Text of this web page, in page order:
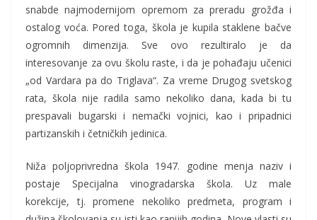
snabde najmodernijom opremom za preradu grožđa i
ostalog voća. Pored toga, škola je kupila staklene bačve
ogromnih dimenzija. Sve ovo rezultiralo je da
interesovanje za ovu školu raste, i da je pohađaju učenici
„od Vardara pa do Triglava“. Za vreme Drugog svetskog
rata, škola nije radila samo nekoliko dana, kada bi tu
prespavali bugarski i nemački vojnici, kao i pripadnici
partizanskih i četničkih jedinica.
Niža poljoprivredna škola 1947. godine menja naziv i
postaje Specijalna vinogradarska škola. Uz male
korekcije, tj. promene nekoliko predmeta, program i